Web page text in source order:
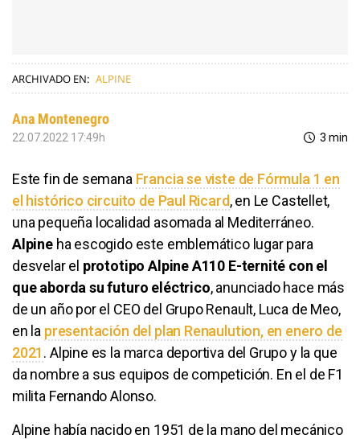
ARCHIVADO EN: ALPINE
Ana Montenegro
22.07.2022 17:49h 3 min
Este fin de semana Francia se viste de Fórmula 1 en
el histórico circuito de Paul Ricard, en Le Castellet,
una pequeña localidad asomada al Mediterráneo.
Alpine ha escogido este emblemático lugar para
desvelar el prototipo Alpine A110 E-ternité con el
que aborda su futuro eléctrico, anunciado hace más
de un año por el CEO del Grupo Renault, Luca de Meo,
en la presentación del plan Renaulution, en enero de
2021. Alpine es la marca deportiva del Grupo y la que
da nombre a sus equipos de competición. En el de F1
milita Fernando Alonso.
Alpine había nacido en 1951 de la mano del mecánico